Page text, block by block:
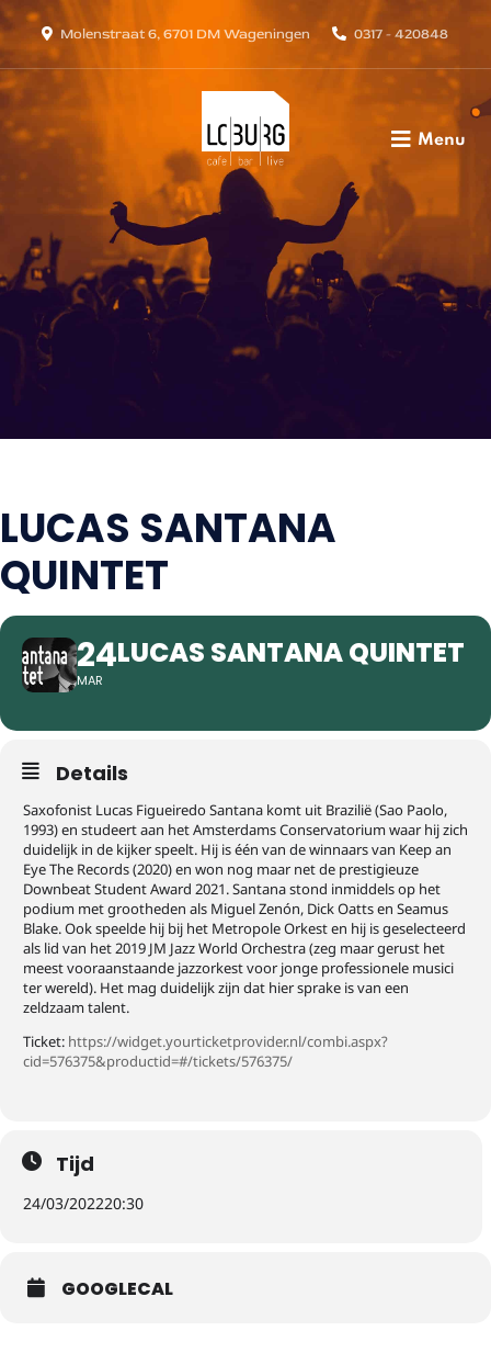
Molenstraat 6, 6701 DM Wageningen 0317 - 420848
Menu
LUCAS SANTANA
QUINTET
24
MAR
LUCAS SANTANA QUINTET
Details
Saxofonist Lucas Figueiredo Santana komt uit Brazilië (Sao Paolo,
1993) en studeert aan het Amsterdams Conservatorium waar hij zich
duidelijk in de kijker speelt. Hij is één van de winnaars van Keep an
Eye The Records (2020) en won nog maar net de prestigieuze
Downbeat Student Award 2021. Santana stond inmiddels op het
podium met grootheden als Miguel Zenón, Dick Oatts en Seamus
Blake. Ook speelde hij bij het Metropole Orkest en hij is geselecteerd
als lid van het 2019 JM Jazz World Orchestra (zeg maar gerust het
meest vooraanstaande jazzorkest voor jonge professionele musici
ter wereld). Het mag duidelijk zijn dat hier sprake is van een
zeldzaam talent.
Ticket: https://widget.yourticketprovider.nl/combi.aspx?
cid=576375&productid=#/tickets/576375/
Tijd
24/03/202220:30
GOOGLECAL